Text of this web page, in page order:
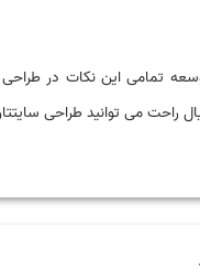
تمامی این نکات در
راحت می توانید طراحی